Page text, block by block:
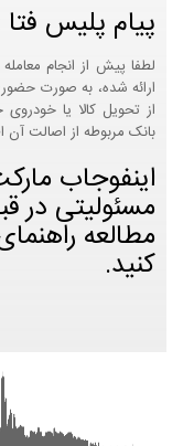
پیام پلیس فتا
لطفا پیش از انجام
ارائه شده، به صورت
از تحویل کالا یا
بانک مربوطه از اصالت آن
اینفوجاب
مسئولیتی در
مطالعه
کنید.